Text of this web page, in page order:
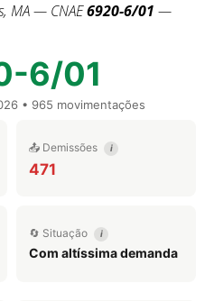
MA — CNAE6920-6/01 —
6/01
• 965 movimentações
📤 Demissões i
471
🔄 Situação i
Com altíssima demanda